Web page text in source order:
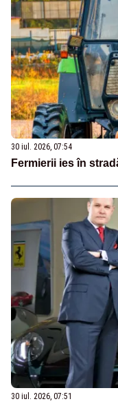
30 iul. 2026, 07:54
Fermierii ies în
30 iul. 2026, 07:51